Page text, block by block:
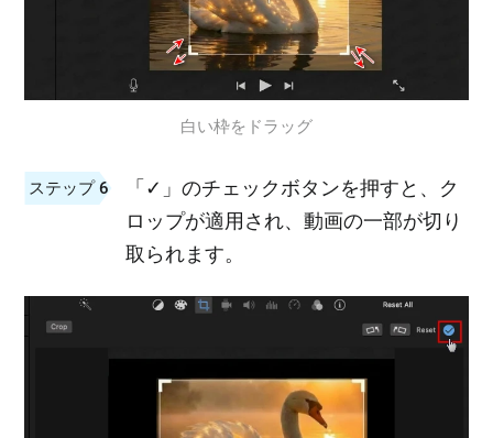
白い枠をドラッグ
ステップ 6
「✓」のチェックボタンを押すと、ク
ロップが適用され、動画の一部が切り
取られます。